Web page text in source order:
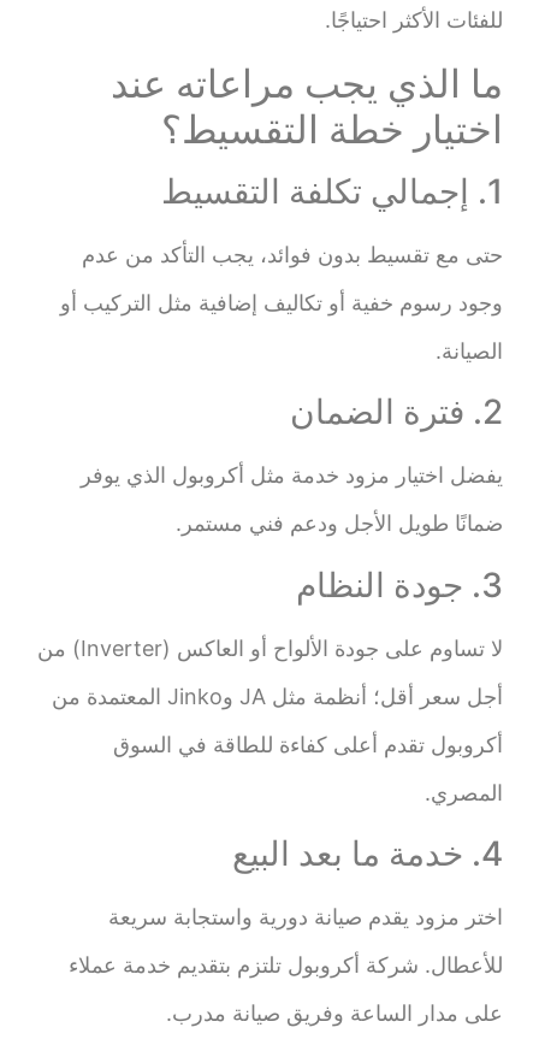
للفئات الأكثر احتياجًا.
ما الذي يجب مراعاته عند
اختيار خطة التقسيط؟
حتى مع تقسيط بدون فوائد، يجب التأكد من عدم
وجود رسوم خفية أو تكاليف إضافية مثل التركيب أو
الصيانة.
يفضل اختيار مزود خدمة مثل أكروبول الذي يوفر
ضمانًا طويل الأجل ودعم فني مستمر.
لا تساوم على جودة الألواح أو العاكس (Inverter) من
أجل سعر أقل؛ أنظمة مثل JA وJinko المعتمدة من
أكروبول تقدم أعلى كفاءة للطاقة في السوق
المصري.
اختر مزود يقدم صيانة دورية واستجابة سريعة
للأعطال. شركة أكروبول تلتزم بتقديم خدمة عملاء
على مدار الساعة وفريق صيانة مدرب.